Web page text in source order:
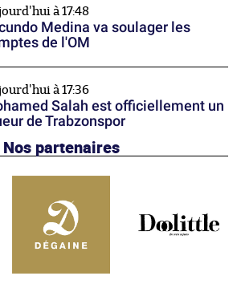
à 17:48
Medina va soulager les
de l'OM
à 17:36
Salah est officiellement un
de Trabzonspor
Nos partenaires